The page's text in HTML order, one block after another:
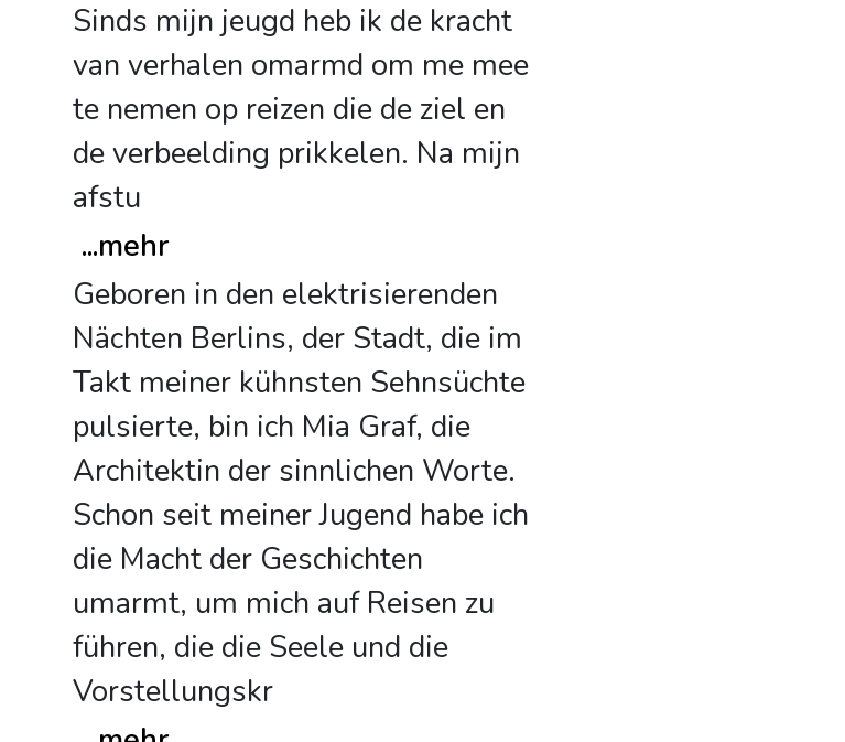
Sinds mijn jeugd heb ik de kracht
van verhalen omarmd om me mee
te nemen op reizen die de ziel en
de verbeelding prikkelen. Na mijn
afstu
...mehr
Geboren in den elektrisierenden
Nächten Berlins, der Stadt, die im
Takt meiner kühnsten Sehnsüchte
pulsierte, bin ich Mia Graf, die
Architektin der sinnlichen Worte.
Schon seit meiner Jugend habe ich
die Macht der Geschichten
umarmt, um mich auf Reisen zu
führen, die die Seele und die
Vorstellungskr